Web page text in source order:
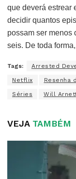
que deverá estrear
decidir quantos
possam ser menos
seis. De toda
Tags: Arrested
Netflix Resenha
Séries Will
VEJATAMBÉM